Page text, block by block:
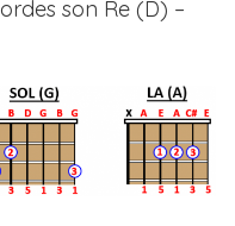
son Re (D) –